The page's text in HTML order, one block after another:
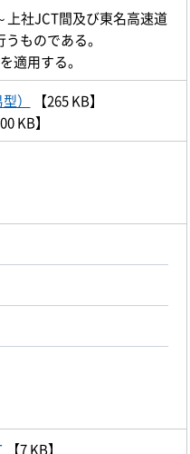
社JCT間及び東名高速道
ものである。
適用する。
）
【265 KB】
KB】
【7 KB】